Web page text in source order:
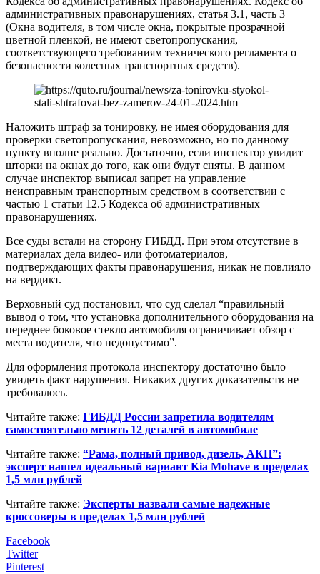
административных правонарушениях, статья 3.1, часть 3
(Окна водителя, в том числе окна, покрытые прозрачной
цветной пленкой, не имеют светопропускания,
соответствующего требованиям технического регламента о
безопасности колесных транспортных средств).
Наложить штраф за тонировку, не имея оборудования для
проверки светопропускания, невозможно, но по данному
пункту вполне реально. Достаточно, если инспектор увидит
шторки на окнах до того, как они будут сняты. В данном
случае инспектор выписал запрет на управление
неисправным транспортным средством в соответствии с
частью 1 статьи 12.5 Кодекса об административных
правонарушениях.
Все суды встали на сторону ГИБДД. При этом отсутствие в
материалах дела видео- или фотоматериалов,
подтверждающих факты правонарушения, никак не повлияло
на вердикт.
Верховный суд постановил, что суд сделал “правильный
вывод о том, что установка дополнительного оборудования на
переднее боковое стекло автомобиля ограничивает обзор с
места водителя, что недопустимо”.
Для оформления протокола инспектору достаточно было
увидеть факт нарушения. Никаких других доказательств не
требовалось.
Читайте также: ГИБДД России запретила водителям
самостоятельно менять 12 деталей в автомобиле
Читайте также: “Рама, полный привод, дизель, АКП”:
эксперт нашел идеальный вариант Kia Mohave в пределах
1,5 млн рублей
Читайте также: Эксперты назвали самые надежные
кроссоверы в пределах 1,5 млн рублей
Facebook
Twitter
Pinterest